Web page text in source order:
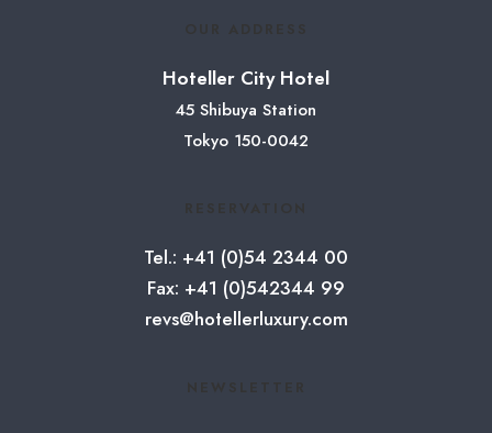
Hoteller City Hotel
45 Shibuya Station
Tokyo 150-0042
Tel.: +41 (0)54 2344 00
Fax: +41 (0)542344 99
revs@hotellerluxury.com